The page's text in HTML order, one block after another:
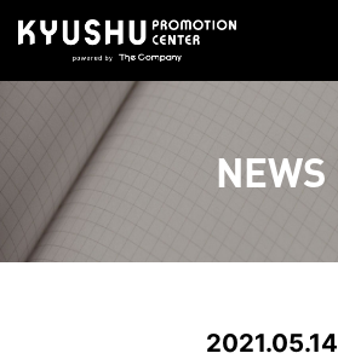
NEWS
2021.05.14